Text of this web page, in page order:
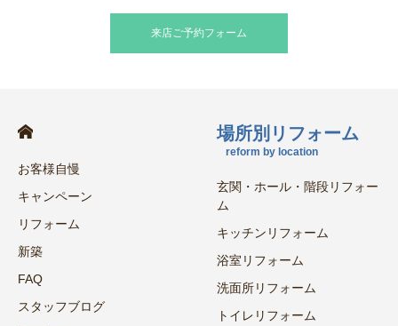
来店ご予約フォーム
お客様自慢
キャンペーン
リフォーム
新築
FAQ
スタッフブログ
場所別リフォーム
reform by location
玄関・ホール・階段リフォー
ム
キッチンリフォーム
浴室リフォーム
洗面所リフォーム
トイレリフォーム